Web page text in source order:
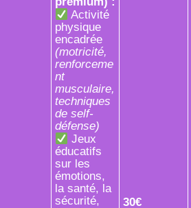
Activité
physique
encadrée
(motricité,
renforceme
nt
musculaire,
techniques
de self-
défense)
Jeux
éducatifs
sur les
émotions,
la santé, la
sécurité,
30€